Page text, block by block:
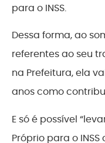
para o INSS.
Dessa forma, ao
referentes ao seu
na Prefeitura, ela
anos como
E só é possível
Próprio para o